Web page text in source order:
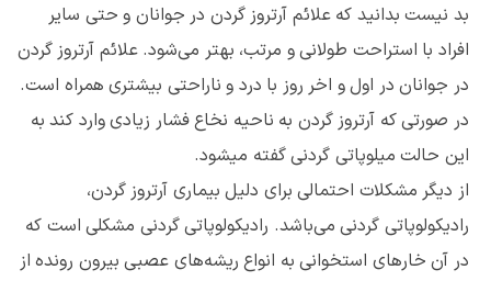
بد نیست بدانید که علائم آرتروز گردن در جوانان و حتی سایر
افراد با استراحت طولانی و مرتب، بهتر می‌شود. علائم آرتروز گردن
در جوانان در اول و اخر روز با درد و ناراحتی بیشتری همراه است.
در صورتی که آرتروز گردن به ناحیه نخاع فشار زیادی وارد کند به
این حالت میلوپاتی گردنی گفته میشود.
از دیگر مشکلات احتمالی برای دلیل بیماری آرتروز گردن،
رادیکولوپاتی گردنی می‌باشد. رادیکولوپاتی گردنی مشکلی است که
در آن خارهای استخوانی به انواع ریشه‌های عصبی بیرون رونده از